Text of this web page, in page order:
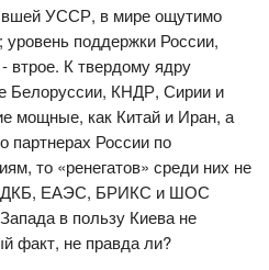
УССР, в мире ощутимо
уровень поддержки России,
втрое. К твердому ядру
Белоруссии, КНДР, Сирии и
мощные, как Китай и Иран, а
партнерах России по
то «ренегатов» среди них не
ОДКБ, ЕАЭС, БРИКС и ШОС
в пользу Киева не
факт, не правда ли?